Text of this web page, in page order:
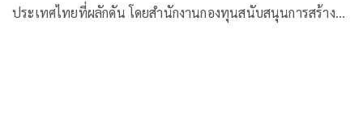
ประเทศไทยที่ผลักดัน โดยสำนักงานกองทุนสนับสนุนการสร้าง